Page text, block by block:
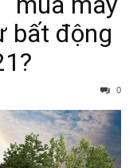
bất động
0